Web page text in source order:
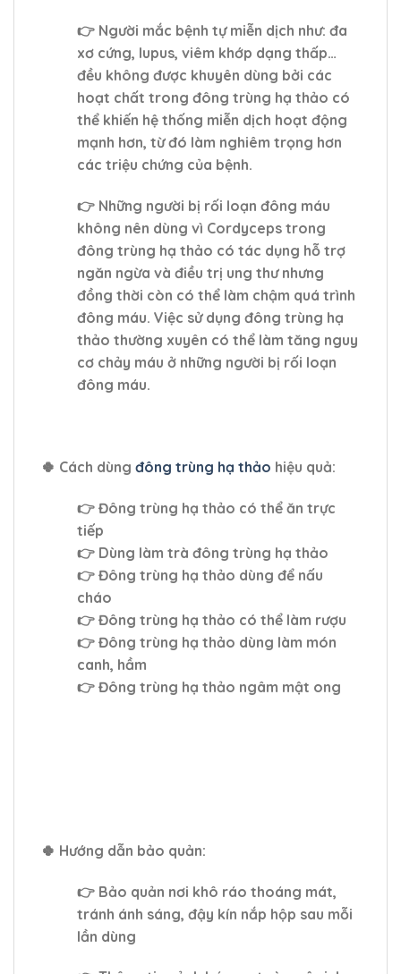
👉 Người mắc bệnh tự miễn dịch như: đa
xơ cứng, lupus, viêm khớp dạng thấp…
đều không được khuyên dùng bởi các
hoạt chất trong đông trùng hạ thảo có
thể khiến hệ thống miễn dịch hoạt động
mạnh hơn, từ đó làm nghiêm trọng hơn
các triệu chứng của bệnh.
👉 Những người bị rối loạn đông máu
không nên dùng vì Cordyceps trong
đông trùng hạ thảo có tác dụng hỗ trợ
ngăn ngừa và điều trị ung thư nhưng
đồng thời còn có thể làm chậm quá trình
đông máu. Việc sử dụng đông trùng hạ
thảo thường xuyên có thể làm tăng nguy
cơ chảy máu ở những người bị rối loạn
đông máu.
🍀 Cách dùng đông trùng hạ thảo hiệu quả:
👉 Đông trùng hạ thảo có thể ăn trực
tiếp
👉 Dùng làm trà đông trùng hạ thảo
👉 Đông trùng hạ thảo dùng để nấu
cháo
👉 Đông trùng hạ thảo có thể làm rượu
👉 Đông trùng hạ thảo dùng làm món
canh, hầm
👉 Đông trùng hạ thảo ngâm mật ong
🍀 Hướng dẫn bảo quản:
👉 Bảo quản nơi khô ráo thoáng mát,
tránh ánh sáng, đậy kín nắp hộp sau mỗi
lần dùng